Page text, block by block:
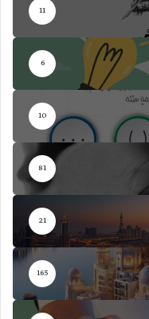
11
6
10
81
21
165